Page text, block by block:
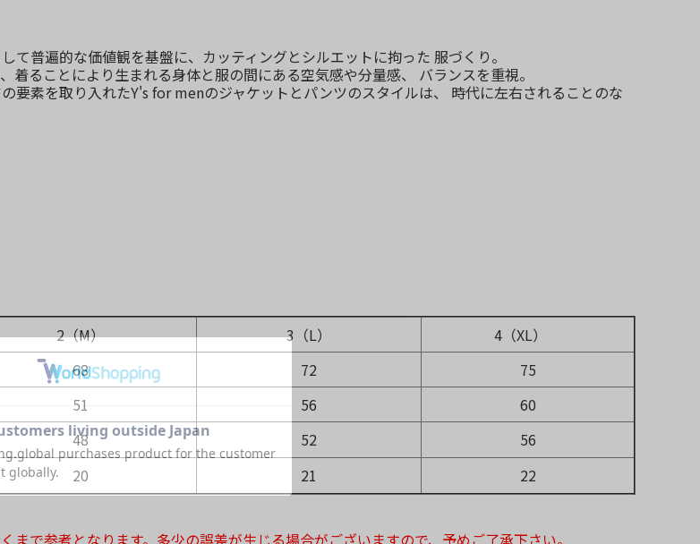
て普遍的な価値観を基盤に、カッティングとシルエットに拘った 服づくり。
着ることにより生まれる身体と服の間にある空気感や分量感、 バランスを重視。
要素を取り入れたY's for menのジャケットとパンツのスタイルは、 時代に左右されることのな
2（M） 3（L）
4（XL）
68 72
75
51 56
60
48 52
56
20 21 22
まで参考となります。多少の誤差が生じる場合がございますので、予めご了承下さい。